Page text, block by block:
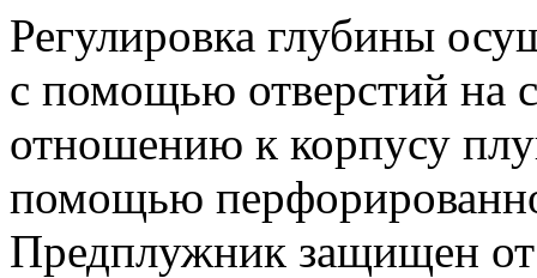
Регулировка глубины
с помощью отверстий на
отношению к корпусу
помощью
Предплужник защищен